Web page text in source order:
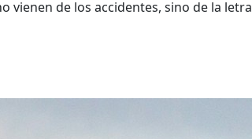
vienen de los accidentes, sino de la letra